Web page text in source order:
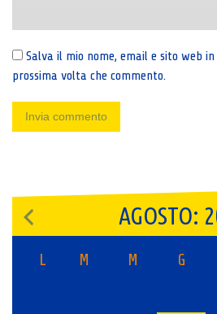
Salva il mio nome, email e sito web
prossima volta che commento.
AGOSTO:
L M M G